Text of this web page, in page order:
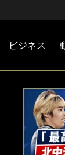
ビジネス